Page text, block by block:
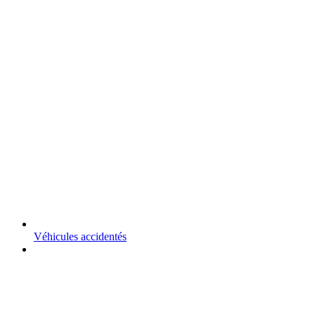
Véhicules accidentés